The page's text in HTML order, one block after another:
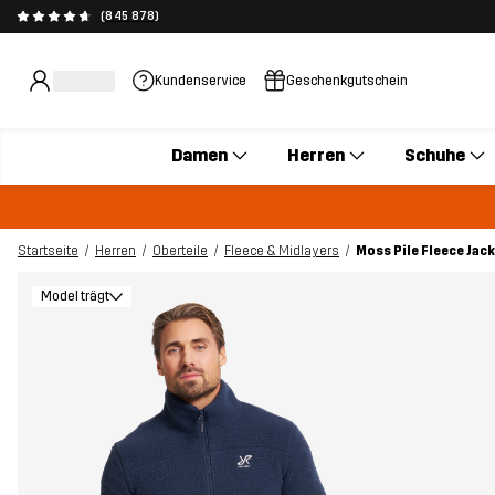
(845 878)
Kundenservice Geschenkgutschein
Damen Herren Schuhe
Startseite Herren Oberteile Fleece & Midlayers Moss Pile Fleece
Model trägt